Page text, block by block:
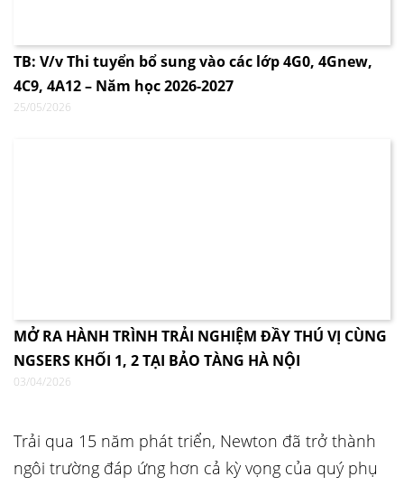
TB: V/v Thi tuyển bổ sung vào các lớp 4G0, 4Gnew,
4C9, 4A12 – Năm học 2026-2027
25/05/2026
MỞ RA HÀNH TRÌNH TRẢI NGHIỆM ĐẦY THÚ VỊ CÙNG
NGSERS KHỐI 1, 2 TẠI BẢO TÀNG HÀ NỘI
03/04/2026
Trải qua 15 năm phát triển, Newton đã trở thành
ngôi trường đáp ứng hơn cả kỳ vọng của quý phụ